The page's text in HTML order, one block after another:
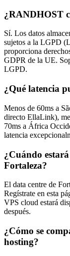
¿RANDHOST
Sí. Los datos
sujetos a la LGPD
proporciona
GDPR de la UE.
LGPD.
¿Qué latencia
Menos de 60ms a
directo EllaLink),
70ms a África
latencia
¿Cuándo
Fortaleza?
El data centre de
Regístrate en esta
VPS cloud estará
después.
¿Cómo se
hosting?